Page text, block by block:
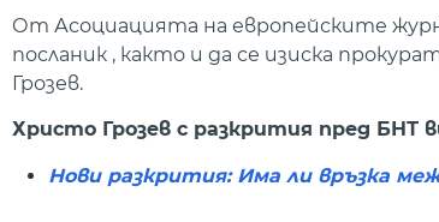
От Асоциацията на европейските
посланик , както и да се изиска
Грозев.
Христо Грозев с разкрития пред БНТ
Нови разкрития: Има ли връзка